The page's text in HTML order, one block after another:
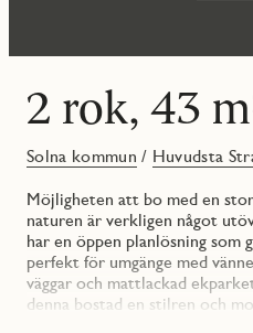
2 rok, 43
Solna kommun / Huvudsta
Möjligheten att bo med en
naturen är verkligen något
har en öppen planlösning som
perfekt för umgänge med
väggar och mattlackad
denna bostad en stilren och